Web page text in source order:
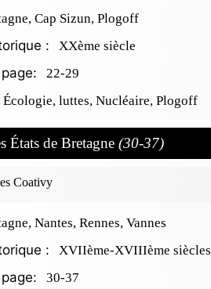
Cap Sizun, Plogoff
: XXème siècle
22-29
Écologie, luttes, Nucléaire, Plogoff
États de Bretagne (30-37)
Coativy
Nantes, Rennes, Vannes
: XVIIème-XVIIIème siècles
30-37